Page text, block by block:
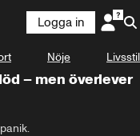
Logga in
Nöje Livsstil
– men överlever